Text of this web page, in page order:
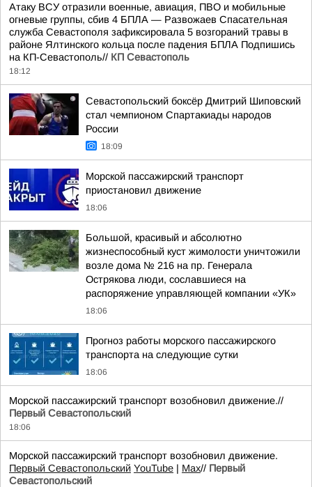
Атаку ВСУ отразили военные, авиация, ПВО и мобильные
огневые группы, сбив 4 БПЛА — Развожаев Спасательная
служба Севастополя зафиксировала 5 возгораний травы в
районе Ялтинского кольца после падения БПЛА Подпишись
на КП-Севастополь// КП Севастополь
18:12
Севастопольский боксёр Дмитрий Шиповский
стал чемпионом Спартакиады народов
России
18:09
Морской пассажирский транспорт
приостановил движение
18:06
Большой, красивый и абсолютно
жизнеспособный куст жимолости уничтожили
возле дома № 216 на пр. Генерала
Острякова люди, сославшиеся на
распоряжение управляющей компании «УК»
18:06
Прогноз работы морского пассажирского
транспорта на следующие сутки
18:06
Морской пассажирский транспорт возобновил движение.//
Первый Севастопольский
18:06
Морской пассажирский транспорт возобновил движение.
Первый Севастопольский YouTube | Max// Первый
Севастопольский